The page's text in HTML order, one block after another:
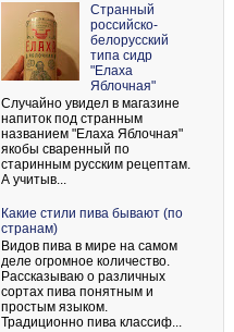
Странный
российско-
белорусский
типа сидр
"Елаха
Яблочная"
Случайно увидел в магазине
напиток под странным
названием "Елаха Яблочная"
якобы сваренный по
старинным русским рецептам.
А учитыв...
Какие стили пива бывают (по
странам)
Видов пива в мире на самом
деле огромное количество.
Рассказываю о различных
сортах пива понятным и
простым языком.
Традиционно пива классиф...